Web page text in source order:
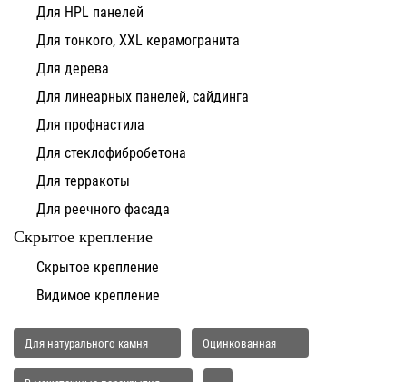
Для HPL панелей
Для тонкого, XXL керамогранита
Для дерева
Для линеарных панелей, сайдинга
Для профнастила
Для стеклофибробетона
Для терракоты
Для реечного фасада
Скрытое крепление
Скрытое крепление
Видимое крепление
Для натурального камня Оцинкованная